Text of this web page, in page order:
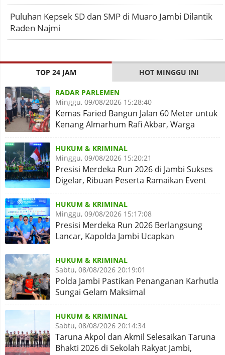
Puluhan Kepsek SD dan SMP di Muaro Jambi Dilantik
Raden Najmi
TOP 24 JAM HOT MINGGU INI
RADAR PARLEMEN
Minggu, 09/08/2026 15:28:40
Kemas Faried Bangun Jalan 60 Meter untuk
Kenang Almarhum Rafi Akbar, Warga
Simpang Rimbo Syukuran
HUKUM & KRIMINAL
Minggu, 09/08/2026 15:20:21
Presisi Merdeka Run 2026 di Jambi Sukses
Digelar, Ribuan Peserta Ramaikan Event
Nasional
HUKUM & KRIMINAL
Minggu, 09/08/2026 15:17:08
Presisi Merdeka Run 2026 Berlangsung
Lancar, Kapolda Jambi Ucapkan
Terimakasih dan Apresiasi
HUKUM & KRIMINAL
Sabtu, 08/08/2026 20:19:01
Polda Jambi Pastikan Penanganan Karhutla
Sungai Gelam Maksimal
HUKUM & KRIMINAL
Sabtu, 08/08/2026 20:14:34
Taruna Akpol dan Akmil Selesaikan Taruna
Bhakti 2026 di Sekolah Rakyat Jambi,